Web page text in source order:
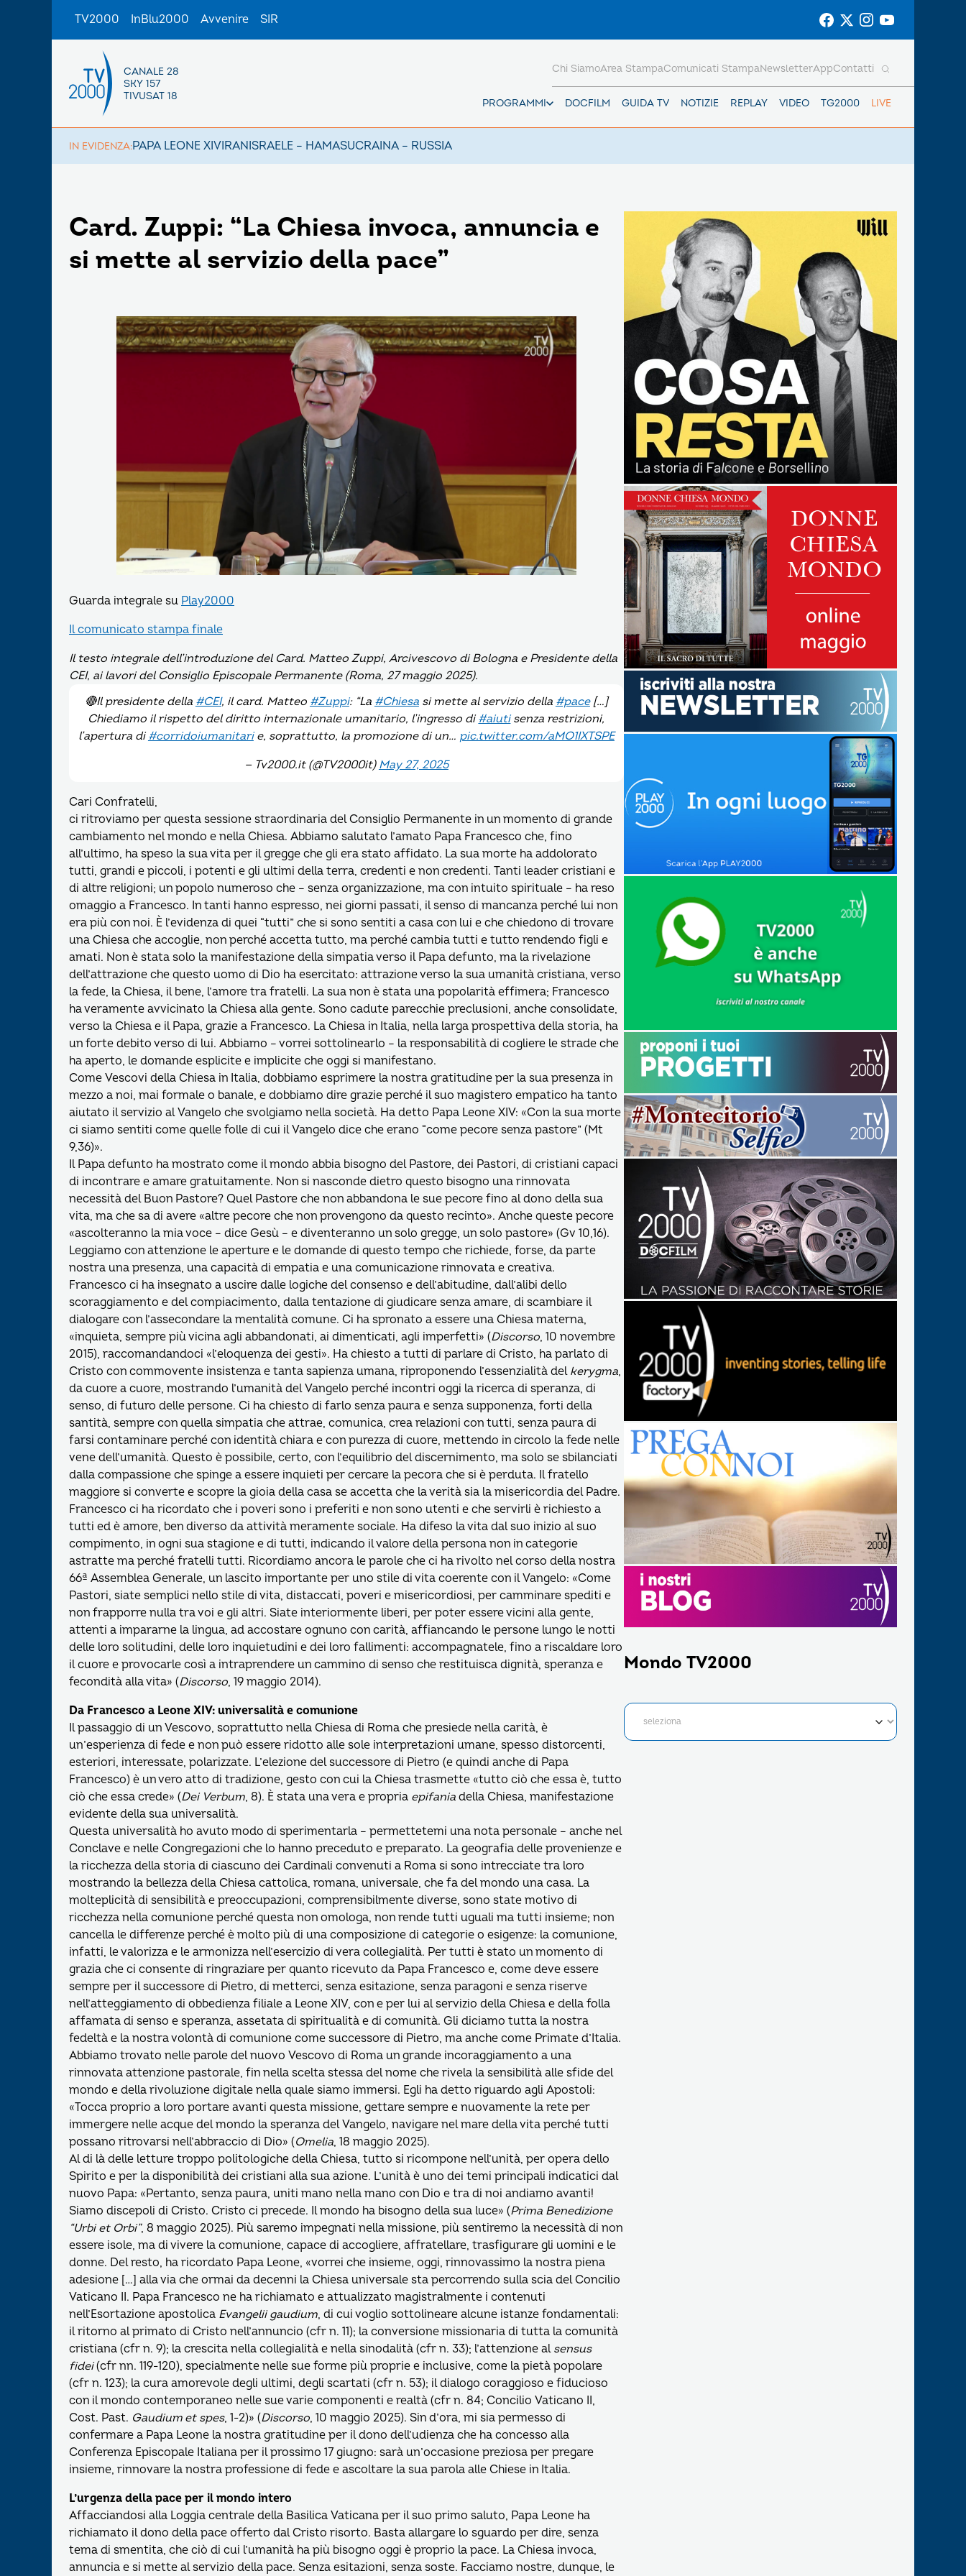
TV2000 InBlu2000 Avvenire SIR
CANALE 28
SKY 157
TIVUSAT 18
PROGRAMMI DOCFILM GUIDA TV NOTIZIE REPLAY VIDEO TG2000 LIVE
Chi SiamoArea StampaComunicati StampaNewsletterAppContatti
IN EVIDENZA:PAPA LEONE XIVIRANISRAELE – HAMASUCRAINA – RUSSIA
Card. Zuppi: “La Chiesa invoca, annuncia e
si mette al servizio della pace”
Guarda integrale su Play2000
Il comunicato stampa finale
Il testo integrale dell’introduzione del Card. Matteo Zuppi, Arcivescovo di Bologna e Presidente della
CEI, ai lavori del Consiglio Episcopale Permanente (Roma, 27 maggio 2025).
🔴Il presidente della #CEI, il card. Matteo #Zuppi: “La #Chiesasi mette al servizio della #pace[…]
Chiediamo il rispetto del diritto internazionale umanitario, l’ingresso di#aiutisenza restrizioni,
l’apertura di#corridoiumanitarie, soprattutto, la promozione di un… pic.twitter.com/aMO1IXTSPE
— Tv2000.it (@TV2000it) May 27, 2025
Cari Confratelli,
ci ritroviamo per questa sessione straordinaria del Consiglio Permanente in un momento di grande
cambiamento nel mondo e nella Chiesa. Abbiamo salutato l’amato Papa Francesco che, fino
all’ultimo, ha speso la sua vita per il gregge che gli era stato affidato. La sua morte ha addolorato
tutti, grandi e piccoli, i potenti e gli ultimi della terra, credenti e non credenti. Tanti leader cristiani e
di altre religioni; un popolo numeroso che – senza organizzazione, ma con intuito spirituale – ha reso
omaggio a Francesco. In tanti hanno espresso, nei giorni passati, il senso di mancanza perché lui non
era più con noi. È l’evidenza di quei “tutti” che si sono sentiti a casa con lui e che chiedono di trovare
una Chiesa che accoglie, non perché accetta tutto, ma perché cambia tutti e tutto rendendo figli e
amati. Non è stata solo la manifestazione della simpatia verso il Papa defunto, ma la rivelazione
dell’attrazione che questo uomo di Dio ha esercitato: attrazione verso la sua umanità cristiana, verso
la fede, la Chiesa, il bene, l’amore tra fratelli. La sua non è stata una popolarità effimera; Francesco
ha veramente avvicinato la Chiesa alla gente. Sono cadute parecchie preclusioni, anche consolidate,
verso la Chiesa e il Papa, grazie a Francesco. La Chiesa in Italia, nella larga prospettiva della storia, ha
un forte debito verso di lui. Abbiamo – vorrei sottolinearlo – la responsabilità di cogliere le strade che
ha aperto, le domande esplicite e implicite che oggi si manifestano.
Come Vescovi della Chiesa in Italia, dobbiamo esprimere la nostra gratitudine per la sua presenza in
mezzo a noi, mai formale o banale, e dobbiamo dire grazie perché il suo magistero empatico ha tanto
aiutato il servizio al Vangelo che svolgiamo nella società. Ha detto Papa Leone XIV: «Con la sua morte
ci siamo sentiti come quelle folle di cui il Vangelo dice che erano “come pecore senza pastore” (Mt
9,36)».
Il Papa defunto ha mostrato come il mondo abbia bisogno del Pastore, dei Pastori, di cristiani capaci
di incontrare e amare gratuitamente. Non si nasconde dietro questo bisogno una rinnovata
necessità del Buon Pastore? Quel Pastore che non abbandona le sue pecore fino al dono della sua
vita, ma che sa di avere «altre pecore che non provengono da questo recinto». Anche queste pecore
«ascolteranno la mia voce – dice Gesù – e diventeranno un solo gregge, un solo pastore» (Gv 10,16).
Leggiamo con attenzione le aperture e le domande di questo tempo che richiede, forse, da parte
nostra una presenza, una capacità di empatia e una comunicazione rinnovata e creativa.
Francesco ci ha insegnato a uscire dalle logiche del consenso e dell’abitudine, dall’alibi dello
scoraggiamento e del compiacimento, dalla tentazione di giudicare senza amare, di scambiare il
dialogare con l’assecondare la mentalità comune. Ci ha spronato a essere una Chiesa materna,
«inquieta, sempre più vicina agli abbandonati, ai dimenticati, agli imperfetti» (Discorso, 10 novembre
2015), raccomandandoci «l’eloquenza dei gesti». Ha chiesto a tutti di parlare di Cristo, ha parlato di
Cristo con commovente insistenza e tanta sapienza umana, riproponendo l’essenzialità del kerygma,
da cuore a cuore, mostrando l’umanità del Vangelo perché incontri oggi la ricerca di speranza, di
senso, di futuro delle persone. Ci ha chiesto di farlo senza paura e senza supponenza, forti della
santità, sempre con quella simpatia che attrae, comunica, crea relazioni con tutti, senza paura di
farsi contaminare perché con identità chiara e con purezza di cuore, mettendo in circolo la fede nelle
vene dell’umanità. Questo è possibile, certo, con l’equilibrio del discernimento, ma solo se sbilanciati
dalla compassione che spinge a essere inquieti per cercare la pecora che si è perduta. Il fratello
maggiore si converte e scopre la gioia della casa se accetta che la verità sia la misericordia del Padre.
Francesco ci ha ricordato che i poveri sono i preferiti e non sono utenti e che servirli è richiesto a
tutti ed è amore, ben diverso da attività meramente sociale. Ha difeso la vita dal suo inizio al suo
compimento, in ogni sua stagione e di tutti, indicando il valore della persona non in categorie
astratte ma perché fratelli tutti. Ricordiamo ancora le parole che ci ha rivolto nel corso della nostra
66ª Assemblea Generale, un lascito importante per uno stile di vita coerente con il Vangelo: «Come
Pastori, siate semplici nello stile di vita, distaccati, poveri e misericordiosi, per camminare spediti e
non frapporre nulla tra voi e gli altri. Siate interiormente liberi, per poter essere vicini alla gente,
attenti a impararne la lingua, ad accostare ognuno con carità, affiancando le persone lungo le notti
delle loro solitudini, delle loro inquietudini e dei loro fallimenti: accompagnatele, fino a riscaldare loro
il cuore e provocarle così a intraprendere un cammino di senso che restituisca dignità, speranza e
fecondità alla vita» (Discorso, 19 maggio 2014).
Da Francesco a Leone XIV: universalità e comunione
Il passaggio di un Vescovo, soprattutto nella Chiesa di Roma che presiede nella carità, è
un’esperienza di fede e non può essere ridotto alle sole interpretazioni umane, spesso distorcenti,
esteriori, interessate, polarizzate. L’elezione del successore di Pietro (e quindi anche di Papa
Francesco) è un vero atto di tradizione, gesto con cui la Chiesa trasmette «tutto ciò che essa è, tutto
ciò che essa crede» (Dei Verbum, 8). È stata una vera e propria epifania della Chiesa, manifestazione
evidente della sua universalità.
Questa universalità ho avuto modo di sperimentarla – permettetemi una nota personale – anche nel
Conclave e nelle Congregazioni che lo hanno preceduto e preparato. La geografia delle provenienze e
la ricchezza della storia di ciascuno dei Cardinali convenuti a Roma si sono intrecciate tra loro
mostrando la bellezza della Chiesa cattolica, romana, universale, che fa del mondo una casa. La
molteplicità di sensibilità e preoccupazioni, comprensibilmente diverse, sono state motivo di
ricchezza nella comunione perché questa non omologa, non rende tutti uguali ma tutti insieme; non
cancella le differenze perché è molto più di una composizione di categorie o esigenze: la comunione,
infatti, le valorizza e le armonizza nell’esercizio di vera collegialità. Per tutti è stato un momento di
grazia che ci consente di ringraziare per quanto ricevuto da Papa Francesco e, come deve essere
sempre per il successore di Pietro, di metterci, senza esitazione, senza paragoni e senza riserve
nell’atteggiamento di obbedienza filiale a Leone XIV, con e per lui al servizio della Chiesa e della folla
affamata di senso e speranza, assetata di spiritualità e di comunità. Gli diciamo tutta la nostra
fedeltà e la nostra volontà di comunione come successore di Pietro, ma anche come Primate d’Italia.
Abbiamo trovato nelle parole del nuovo Vescovo di Roma un grande incoraggiamento a una
rinnovata attenzione pastorale, fin nella scelta stessa del nome che rivela la sensibilità alle sfide del
mondo e della rivoluzione digitale nella quale siamo immersi. Egli ha detto riguardo agli Apostoli:
«Tocca proprio a loro portare avanti questa missione, gettare sempre e nuovamente la rete per
immergere nelle acque del mondo la speranza del Vangelo, navigare nel mare della vita perché tutti
possano ritrovarsi nell’abbraccio di Dio» (Omelia, 18 maggio 2025).
Al di là delle letture troppo politologiche della Chiesa, tutto si ricompone nell’unità, per opera dello
Spirito e per la disponibilità dei cristiani alla sua azione. L’unità è uno dei temi principali indicatici dal
nuovo Papa: «Pertanto, senza paura, uniti mano nella mano con Dio e tra di noi andiamo avanti!
Siamo discepoli di Cristo. Cristo ci precede. Il mondo ha bisogno della sua luce» (Prima Benedizione
“Urbi et Orbi”, 8 maggio 2025). Più saremo impegnati nella missione, più sentiremo la necessità di non
essere isole, ma di vivere la comunione, capace di accogliere, affratellare, trasfigurare gli uomini e le
donne. Del resto, ha ricordato Papa Leone, «vorrei che insieme, oggi, rinnovassimo la nostra piena
adesione […] alla via che ormai da decenni la Chiesa universale sta percorrendo sulla scia del Concilio
Vaticano II. Papa Francesco ne ha richiamato e attualizzato magistralmente i contenuti
nell’Esortazione apostolica Evangelii gaudium, di cui voglio sottolineare alcune istanze fondamentali:
il ritorno al primato di Cristo nell’annuncio (cfr n. 11); la conversione missionaria di tutta la comunità
cristiana (cfr n. 9); la crescita nella collegialità e nella sinodalità (cfr n. 33); l’attenzione al sensus
fidei(cfr nn. 119-120), specialmente nelle sue forme più proprie e inclusive, come la pietà popolare
(cfr n. 123); la cura amorevole degli ultimi, degli scartati (cfr n. 53); il dialogo coraggioso e fiducioso
con il mondo contemporaneo nelle sue varie componenti e realtà (cfr n. 84; Concilio Vaticano II,
Cost. Past. Gaudium et spes, 1-2)» (Discorso, 10 maggio 2025). Sin d’ora, mi sia permesso di
confermare a Papa Leone la nostra gratitudine per il dono dell’udienza che ha concesso alla
Conferenza Episcopale Italiana per il prossimo 17 giugno: sarà un’occasione preziosa per pregare
insieme, rinnovare la nostra professione di fede e ascoltare la sua parola alle Chiese in Italia.
L’urgenza della pace per il mondo intero
Affacciandosi alla Loggia centrale della Basilica Vaticana per il suo primo saluto, Papa Leone ha
richiamato il dono della pace offerto dal Cristo risorto. Basta allargare lo sguardo per dire, senza
tema di smentita, che ciò di cui l’umanità ha più bisogno oggi è proprio la pace. La Chiesa invoca,
annuncia e si mette al servizio della pace. Senza esitazioni, senza soste. Facciamo nostre, dunque, le
Mondo TV2000